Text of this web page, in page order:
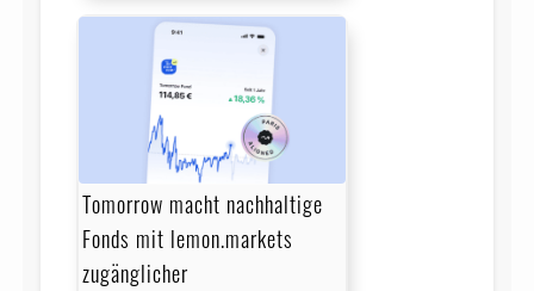
Tomorrow macht nachhaltige
Fonds mit lemon.markets
zugänglicher